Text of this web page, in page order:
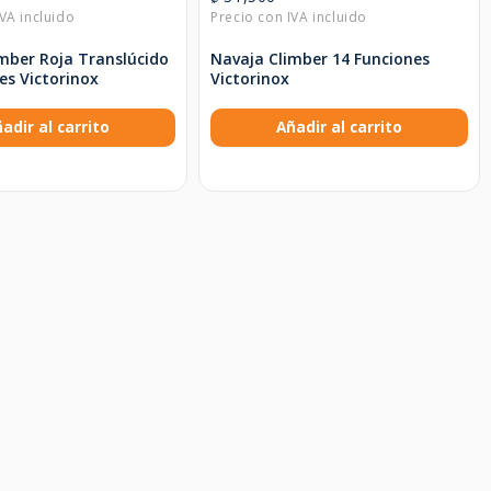
Roja Translúcido
Victorinox
al carrito
Navaja Climber 14 Funciones
Victorinox
Añadir al carrito